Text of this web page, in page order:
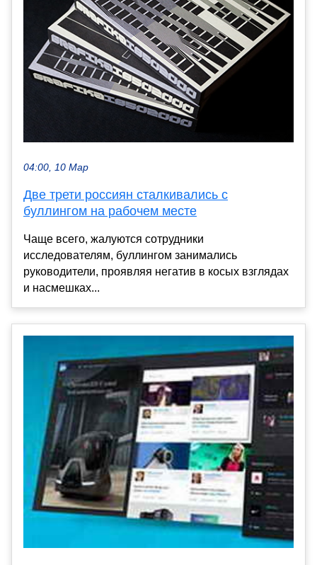
04:00, 10 Мар
Две трети россиян сталкивались с
буллингом на рабочем месте
Чаще всего, жалуются сотрудники
исследователям, буллингом занимались
руководители, проявляя негатив в косых взглядах
и насмешках...